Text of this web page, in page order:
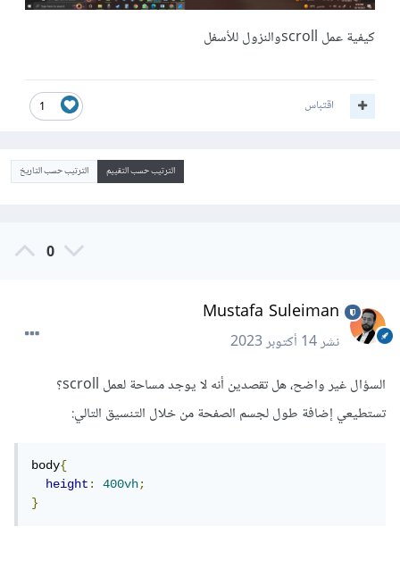
كيفية عمل scrollوالنزول للأسفل
1 اقتباس
الترتيب حسب التقييم الترتيب حسب التاريخ
0
Mustafa Suleiman
نشر14 أكتوبر 2023
السؤال غير واضح، هل تقصدين أنه لا يوجد مساحة لعمل scroll؟
تستطيعي إضافة طول لجسم الصفحة من خلال التنسيق التالي:
body{
height: 400vh;
}